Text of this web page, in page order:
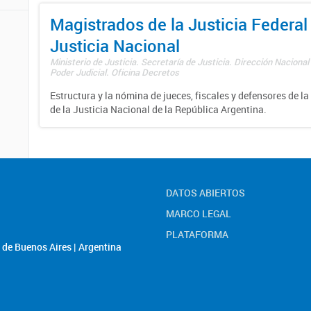
Magistrados de la Justicia Federal
Justicia Nacional
Ministerio de Justicia. Secretaría de Justicia. Dirección Nacional
Poder Judicial. Oficina Decretos
Estructura y la nómina de jueces, fiscales y defensores de
de la Justicia Nacional de la República Argentina.
Buenos Aires | Argentina
DATOS ABIERTOS
MARCO LEGAL
PLATAFORMA